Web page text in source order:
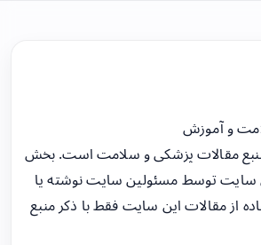
و آموزش
مقالات پزشکی و سلامت است. بخش
سایت توسط مسئولین سایت نوشته یا
از مقالات این سایت فقط با ذکر منبع